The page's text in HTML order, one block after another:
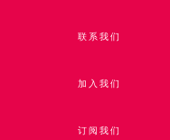
联系我们
加入我们
订阅我们